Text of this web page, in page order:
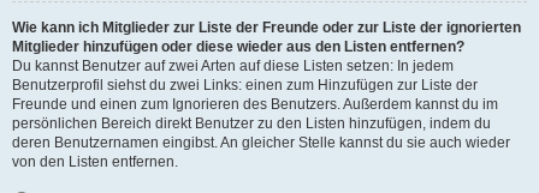
Wie kann ich Mitglieder zur Liste der Freunde oder zur Liste der ignorierten
Mitglieder hinzufügen oder diese wieder aus den Listen entfernen?
Du kannst Benutzer auf zwei Arten auf diese Listen setzen: In jedem
Benutzerprofil siehst du zwei Links: einen zum Hinzufügen zur Liste der
Freunde und einen zum Ignorieren des Benutzers. Außerdem kannst du im
persönlichen Bereich direkt Benutzer zu den Listen hinzufügen, indem du
deren Benutzernamen eingibst. An gleicher Stelle kannst du sie auch wieder
von den Listen entfernen.